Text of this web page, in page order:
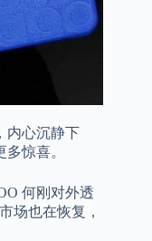
内心沉静下
惊喜。
何刚对外透
场也在恢复，